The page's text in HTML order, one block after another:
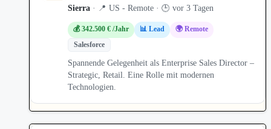
Sierra · 📍 US - Remote · 🕒 vor 3 Tagen
💰 342.500 € /Jahr 📊 Lead
🌍 Remote
Salesforce
Spannende Gelegenheit als Enterprise Sales Director –
Strategic, Retail. Eine Rolle mit modernen
Technologien.